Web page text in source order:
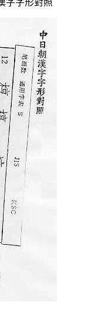
字字形對照